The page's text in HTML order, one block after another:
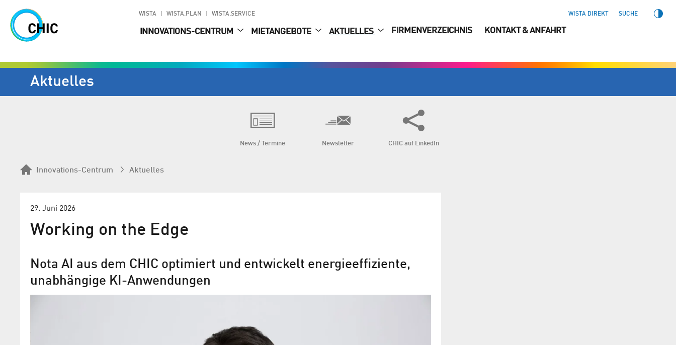
WISTA WISTA.PLAN WISTA.SERVICE WISTA DIREKT SUCHE
INNOVATIONS-CENTRUM MIETANGEBOTE AKTUELLES FIRMENVERZEICHNIS KONTAKT & ANFAHRT
Aktuelles
News / Termine Newsletter CHIC auf LinkedIn
Innovations-Centrum Aktuelles
29. Juni 2026
Working on the Edge
Nota AI aus dem CHIC optimiert und entwickelt energieeffiziente,
unabhängige KI-Anwendungen